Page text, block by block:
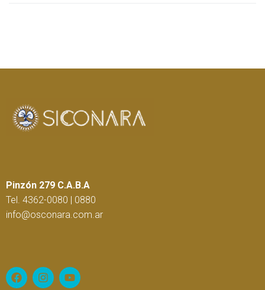
Pinzón 279 C.A.B.A
Tel. 4362-0080 | 0880
info@osconara.com.ar